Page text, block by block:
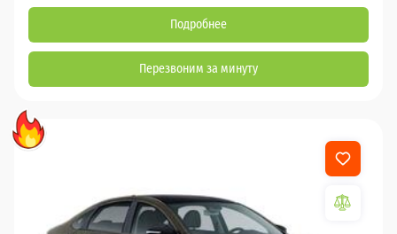
Подробнее
Перезвоним за минуту